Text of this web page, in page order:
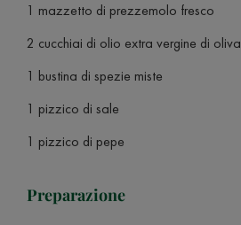
1 mazzetto di prezzemolo fresco
2 cucchiai di olio extra vergine di oliva
1 bustina di spezie miste
1 pizzico di sale
1 pizzico di pepe
Preparazione